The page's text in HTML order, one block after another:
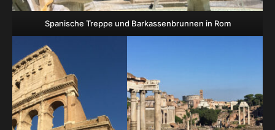
Spanische Treppe und Barkassenbrunnen in Rom